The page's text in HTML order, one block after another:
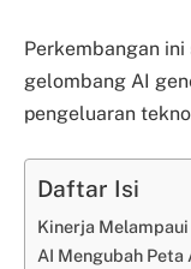
Perkembangan
gelombang AI
pengeluaran
Daftar Isi
Kinerja
AI Mengubah